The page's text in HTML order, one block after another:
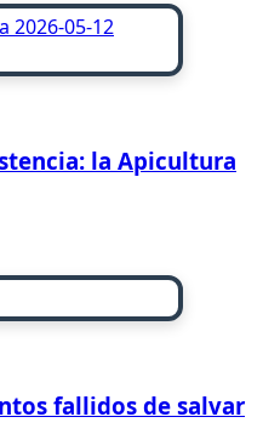
la Apicultura
fallidos de salvar